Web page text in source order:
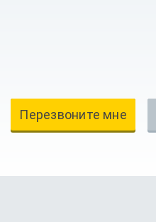
Перезвоните мне